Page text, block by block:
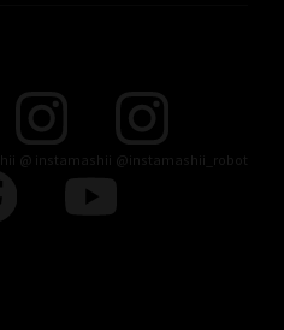
@ instamashii @instamashii_robot